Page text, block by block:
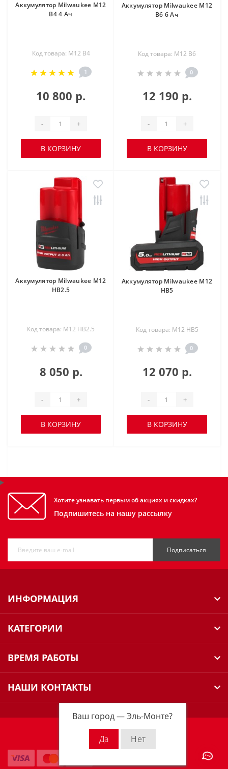
Ваш город —Эль-Монте?
Аккумулятор Milwaukee M12
B4 4 Ач
Код товара: M12 B4
1
10 800 р.
- +
В КОРЗИНУ
Аккумулятор Milwaukee M12
B6 6 Ач
Код товара: M12 B6
0
12 190 р.
- +
В КОРЗИНУ
Аккумулятор Milwaukee M12
HB2.5
Код товара: M12 HB2.5
0
8 050 р.
- +
В КОРЗИНУ
Аккумулятор Milwaukee M12
HB5
Код товара: M12 HB5
0
12 070 р.
- +
В КОРЗИНУ
Хотите узнавать первым об акциях и скидках?
Подпишитесь на нашу рассылку
Подписаться
ИНФОРМАЦИЯ
КАТЕГОРИИ
ВРЕМЯ РАБОТЫ
НАШИ КОНТАКТЫ
Milwaukee Russia © 2026